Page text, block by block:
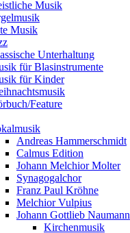
Musik
Musik
Unterhaltung
für Blasinstrumente
für Kinder
Feature
Andreas Hammerschmidt
Calmus Edition
Johann Melchior Molter
Synagogalchor
Franz Paul Kröhne
Melchior Vulpius
Johann Gottlieb Naumann
Kirchenmusik